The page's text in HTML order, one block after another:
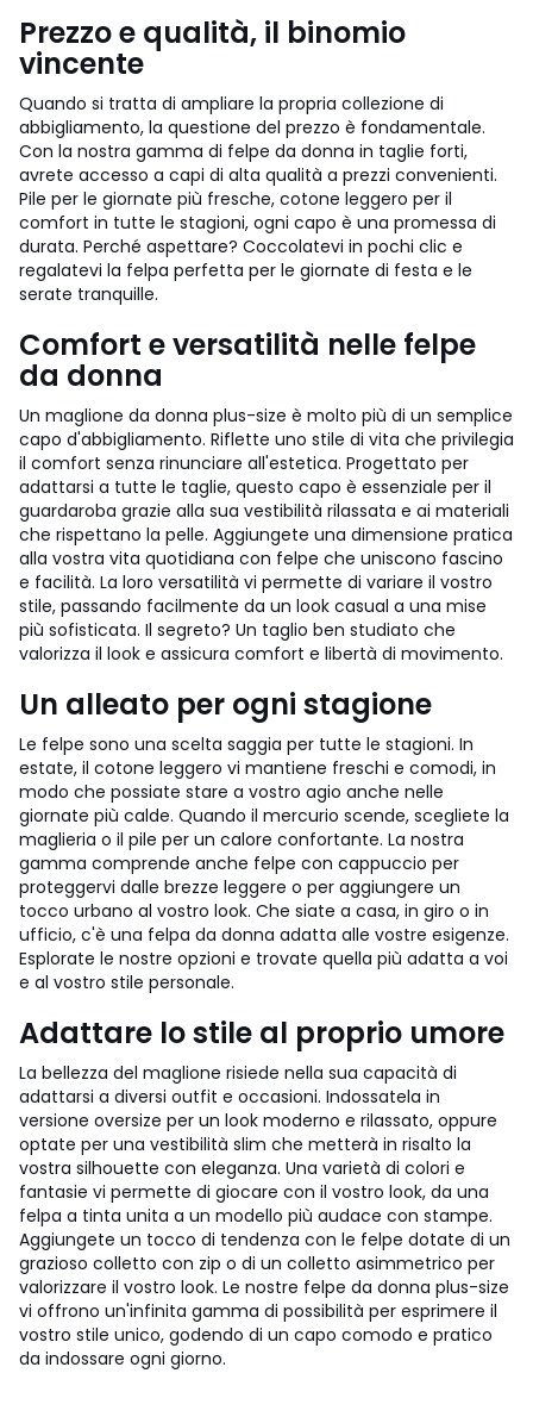
Prezzo e qualità, il binomio
vincente
Quando si tratta di ampliare la propria collezione di
abbigliamento, la questione del prezzo è fondamentale.
Con la nostra gamma di felpe da donna in taglie forti,
avrete accesso a capi di alta qualità a prezzi convenienti.
Pile per le giornate più fresche, cotone leggero per il
comfort in tutte le stagioni, ogni capo è una promessa di
durata. Perché aspettare? Coccolatevi in pochi clic e
regalatevi la felpa perfetta per le giornate di festa e le
serate tranquille.
Comfort e versatilità nelle felpe
da donna
Un maglione da donna plus-size è molto più di un semplice
capo d'abbigliamento. Riflette uno stile di vita che privilegia
il comfort senza rinunciare all'estetica. Progettato per
adattarsi a tutte le taglie, questo capo è essenziale per il
guardaroba grazie alla sua vestibilità rilassata e ai materiali
che rispettano la pelle. Aggiungete una dimensione pratica
alla vostra vita quotidiana con felpe che uniscono fascino
e facilità. La loro versatilità vi permette di variare il vostro
stile, passando facilmente da un look casual a una mise
più sofisticata. Il segreto? Un taglio ben studiato che
valorizza il look e assicura comfort e libertà di movimento.
Un alleato per ogni stagione
Le felpe sono una scelta saggia per tutte le stagioni. In
estate, il cotone leggero vi mantiene freschi e comodi, in
modo che possiate stare a vostro agio anche nelle
giornate più calde. Quando il mercurio scende, scegliete la
maglieria o il pile per un calore confortante. La nostra
gamma comprende anche felpe con cappuccio per
proteggervi dalle brezze leggere o per aggiungere un
tocco urbano al vostro look. Che siate a casa, in giro o in
ufficio, c'è una felpa da donna adatta alle vostre esigenze.
Esplorate le nostre opzioni e trovate quella più adatta a voi
e al vostro stile personale.
Adattare lo stile al proprio umore
La bellezza del maglione risiede nella sua capacità di
adattarsi a diversi outfit e occasioni. Indossatela in
versione oversize per un look moderno e rilassato, oppure
optate per una vestibilità slim che metterà in risalto la
vostra silhouette con eleganza. Una varietà di colori e
fantasie vi permette di giocare con il vostro look, da una
felpa a tinta unita a un modello più audace con stampe.
Aggiungete un tocco di tendenza con le felpe dotate di un
grazioso colletto con zip o di un colletto asimmetrico per
valorizzare il vostro look. Le nostre felpe da donna plus-size
vi offrono un'infinita gamma di possibilità per esprimere il
vostro stile unico, godendo di un capo comodo e pratico
da indossare ogni giorno.